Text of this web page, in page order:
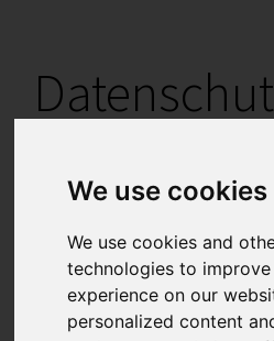
We use cookies
We use cookies and
technologies to
experience on our
personalized content
Name und
globaleyez GmbH, Kaiser-
Telefon: +49 221 29 86 93 79, E-